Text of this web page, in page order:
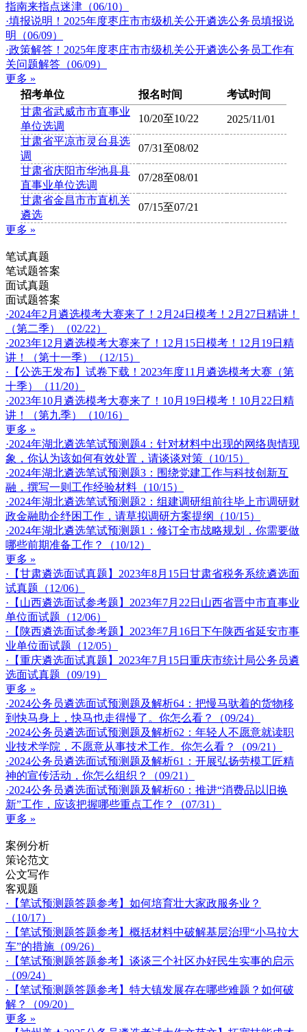
指南来指点迷津（06/10）
·填报说明！2025年度枣庄市市级机关公开遴选公务员填报说
明（06/09）
·政策解答！2025年度枣庄市市级机关公开遴选公务员工作有
关问题解答（06/09）
更多 »
招考单位
报名时间
考试时间
甘肃省武威市市直事业
单位选调
10/20至10/22
2025/11/01
甘肃省平凉市灵台县选
调
07/31至08/02
甘肃省庆阳市华池县县
直事业单位选调
07/28至08/01
甘肃省金昌市市直机关
遴选
07/15至07/21
更多 »
笔试真题
笔试题答案
面试真题
面试题答案
·2024年2月遴选模考大赛来了！2月24日模考！2月27日精讲！
（第二季）（02/22）
·2023年12月遴选模考大赛来了！12月15日模考！12月19日精
讲！（第十一季）（12/15）
·【公选王发布】试卷下载！2023年度11月遴选模考大赛（第
十季）（11/20）
·2023年10月遴选模考大赛来了！10月19日模考！10月22日精
讲！（第九季）（10/16）
更多 »
·2024年湖北遴选笔试预测题4：针对材料中出现的网络舆情现
象，你认为该如何有效处置，请谈谈对策（10/15）
·2024年湖北遴选笔试预测题3：围绕党建工作与科技创新互
融，撰写一则工作经验材料（10/15）
·2024年湖北遴选笔试预测题2：组建调研组前往毕上市调研财
政金融助企纾困工作，请草拟调研方案提纲（10/15）
·2024年湖北遴选笔试预测题1：修订全市战略规划，你需要做
哪些前期准备工作？（10/12）
更多 »
·【甘肃遴选面试真题】2023年8月15日甘肃省税务系统遴选面
试真题（12/06）
·【山西遴选面试参考题】2023年7月22日山西省晋中市直事业
单位面试题（12/06）
·【陕西遴选面试参考题】2023年7月16日下午陕西省延安市事
业单位面试题（12/05）
·【重庆遴选面试真题】2023年7月15日重庆市统计局公务员遴
选面试真题（09/19）
更多 »
·2024公务员遴选面试预测题及解析64：把慢马驮着的货物移
到快马身上，快马也走得慢了。你怎么看？（09/24）
·2024公务员遴选面试预测题及解析62：年轻人不愿意就读职
业技术学院，不愿意从事技术工作。你怎么看？（09/21）
·2024公务员遴选面试预测题及解析61：开展弘扬劳模工匠精
神的宣传活动，你怎么组织？（09/21）
·2024公务员遴选面试预测题及解析60：推进“消费品以旧换
新”工作，应该把握哪些重点工作？（07/31）
更多 »
案例分析
策论范文
公文写作
客观题
·【笔试预测题答题参考】如何培育壮大家政服务业？
（10/17）
·【笔试预测题答题参考】概括材料中破解基层治理“小马拉大
车”的措施（09/26）
·【笔试预测题答题参考】谈谈三个社区办好民生实事的启示
（09/24）
·【笔试预测题答题参考】特大镇发展存在哪些难题？如何破
解？（09/20）
更多 »